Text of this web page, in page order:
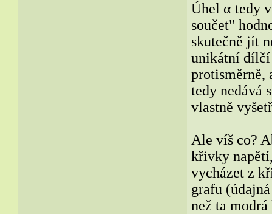
Úhel α tedy
součet"
skutečně jít
unikátní dílčí
protisměrně,
tedy nedává
vlastně
Ale víš co?
křivky
vycházet z
grafu
než ta